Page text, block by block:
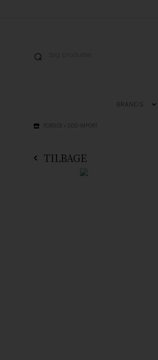
BRANDS
FORSIDE » DDD IMPORT
TILBAGE